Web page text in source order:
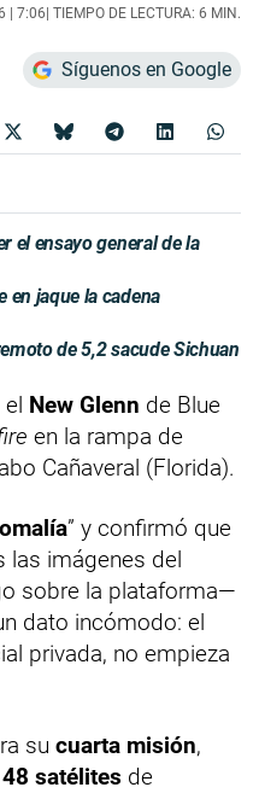
| 7:06 | TIEMPO DE LECTURA: 6 MIN.
Síguenos en Google
el ensayo general de la
en jaque la cadena
de 5,2 sacude Sichuan
el New Glenn de Blue
en la rampa de
Cañaveral (Florida).
” y confirmó que
las imágenes del
sobre la plataforma—
dato incómodo: el
privada, no empieza
su cuarta misión,
48 satélites de